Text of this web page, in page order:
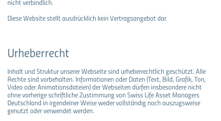
nicht verbindlich.
Diese Website stellt ausdrücklich kein Vertragsangebot dar.
Urheberrecht
Inhalt und Struktur unserer Webseite sind urheberrechtlich geschützt. Alle
Rechte sind vorbehalten. Informationen oder Daten (Text, Bild, Grafik, Ton,
Video oder Animationsdateien) der Webseiten dürfen insbesondere nicht
ohne vorherige schriftliche Zustimmung von Swiss Life Asset Managers
Deutschland in irgendeiner Weise weder vollständig noch auszugsweise
genutzt oder verwendet werden.